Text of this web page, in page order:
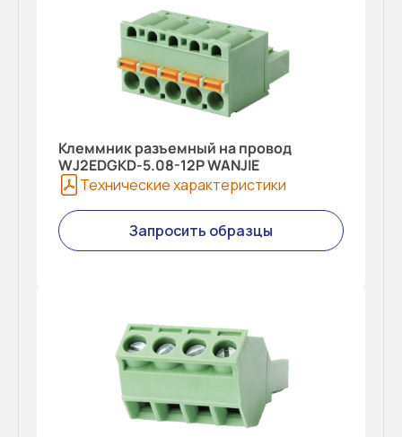
Клеммник разъемный на провод
WJ2EDGKD-5.08-12P WANJIE
Технические характеристики
Запросить образцы